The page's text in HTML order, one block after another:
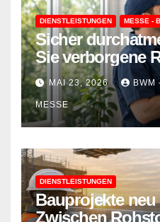
DIENSTLEISTUNGEN MESSE -
Sicher
Sie verborgene
MAI 23, 2026 BWM
MESSE
DIENSTLEISTUNGEN
Bauprojekte
Zwischen